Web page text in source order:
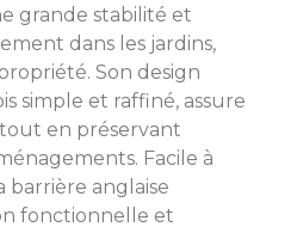
grande stabilité et
dans les jardins,
Son design
simple et raffiné, assure
en préservant
Facile à
barrière anglaise
fonctionnelle et